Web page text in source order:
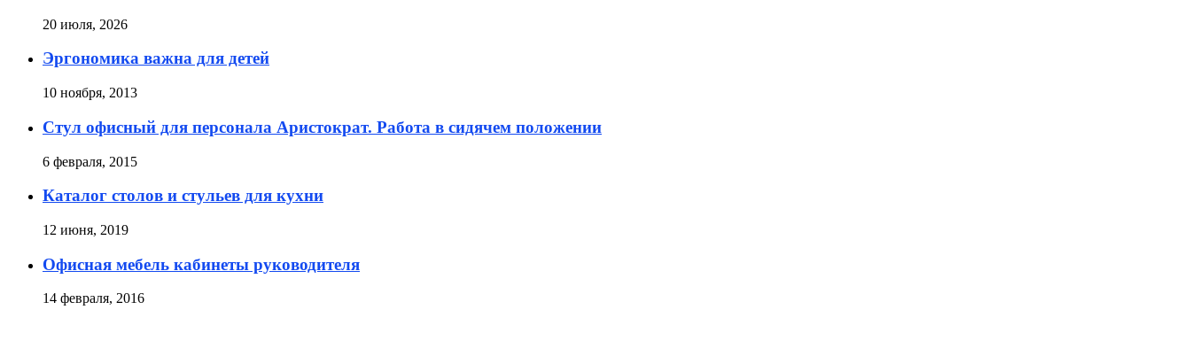
20 июля, 2026
Эргономика важна для детей
10 ноября, 2013
Стул офисный для персонала Аристократ. Работа в сидячем положении
6 февраля, 2015
Каталог столов и стульев для кухни
12 июня, 2019
Офисная мебель кабинеты руководителя
14 февраля, 2016